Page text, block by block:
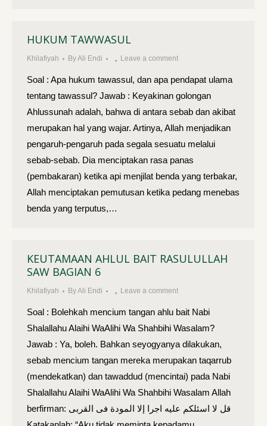
HUKUM TAWWASUL
Khilafiyah ByAli Endi Leave a comment
Soal : Apa hukum tawassul, dan apa pendapat ulama
tentang tawassul? Jawab : Keyakinan golongan
Ahlussunah adalah, bahwa di antara sebab dan akibat
merupakan hal yang wajar. Artinya, Allah menjadikan
pengaruh-pengaruh pada segala sesuatu melalui
sebab-sebab. Dia menciptakan rasa panas
(pembakaran) ketika api menjilat benda yang terbakar,
Allah menciptakan pemutusan ketika pedang menebas
benda yang terputus,…
KEUTAMAAN AHLUL BAIT RASULULLAH
SAW BAGIAN 6
Khilafiyah ByAli Endi Leave a comment
Soal : Bolehkah mencium tangan ahlu bait Nabi
Shalallahu Alaihi WaAlihi Wa Shahbihi Wasalam?
Jawab : Ya, boleh. Bahkan seyogyanya dilakukan,
sebab mencium tangan mereka merupakan taqarrub
(mendekatkan) dan tawaddud (mencintai) pada Nabi
Shalallahu Alaihi WaAlihi Wa Shahbihi Wasalam Allah
berfirman: قل لا اسئلكم عليه اجرا إلا المودة فى القربى